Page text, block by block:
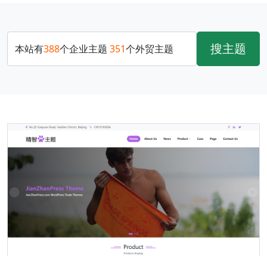
本站有388个企业主题 351个外贸主题 搜主题